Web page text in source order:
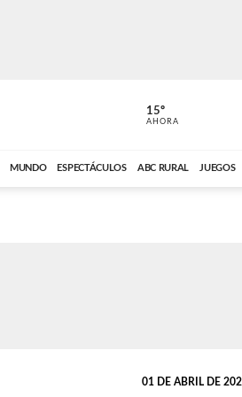
ABC CARDINAL
15º
AHORA
MUNDO ESPECTÁCULOS ABC RURAL JUEGOS
01 DE ABRIL DE